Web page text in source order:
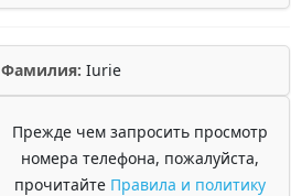
Фамилия: Iurie
Прежде чем запросить просмотр
номера телефона, пожалуйста,
прочитайте Правила и политику